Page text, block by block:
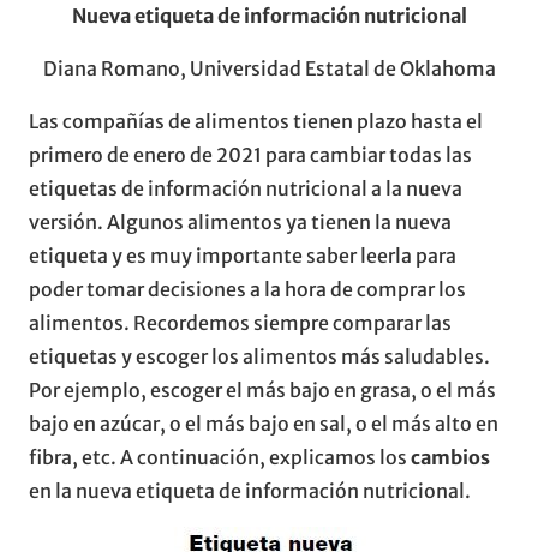
Nueva etiqueta de información nutricional
Diana Romano, Universidad Estatal de Oklahoma
Las compañías de alimentos tienen plazo hasta el
primero de enero de 2021 para cambiar todas las
etiquetas de información nutricional a la nueva
versión. Algunos alimentos ya tienen la nueva
etiqueta y es muy importante saber leerla para
poder tomar decisiones a la hora de comprar los
alimentos. Recordemos siempre comparar las
etiquetas y escoger los alimentos más saludables.
Por ejemplo, escoger el más bajo en grasa, o el más
bajo en azúcar, o el más bajo en sal, o el más alto en
fibra, etc. A continuación, explicamos los cambios
en la nueva etiqueta de información nutricional.